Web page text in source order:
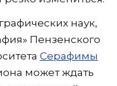
наук,
Пензенского
Серафимы
может ждать